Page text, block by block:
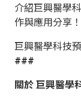
介紹巨興醫學
作與應用分享！
巨興醫學科技
###
關於 巨興醫學